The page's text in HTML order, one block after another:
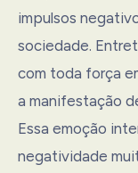
impulsos
sociedade.
com toda força
a manifestação
Essa emoção
negatividade